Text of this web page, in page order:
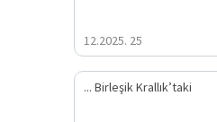
25 .12.2025
Birleşik Krallık’taki ...